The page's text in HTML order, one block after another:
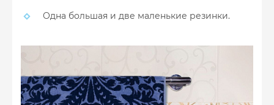
Одна большая и две маленькие резинки.